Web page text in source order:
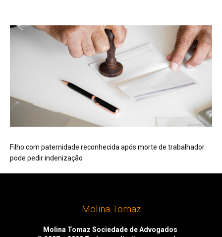
Filho com paternidade reconhecida após morte de trabalhador
pode pedir indenização
Molina Tomaz
Molina Tomaz Sociedade de Advogados